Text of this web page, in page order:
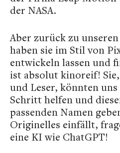
der NASA.
Aber zurück zu
haben sie im Stil von
entwickeln lassen und
ist absolut kinoreif!
und Leser, könnten
Schritt helfen und
passenden Namen
Originelles einfällt,
eine KI wie ChatGPT!